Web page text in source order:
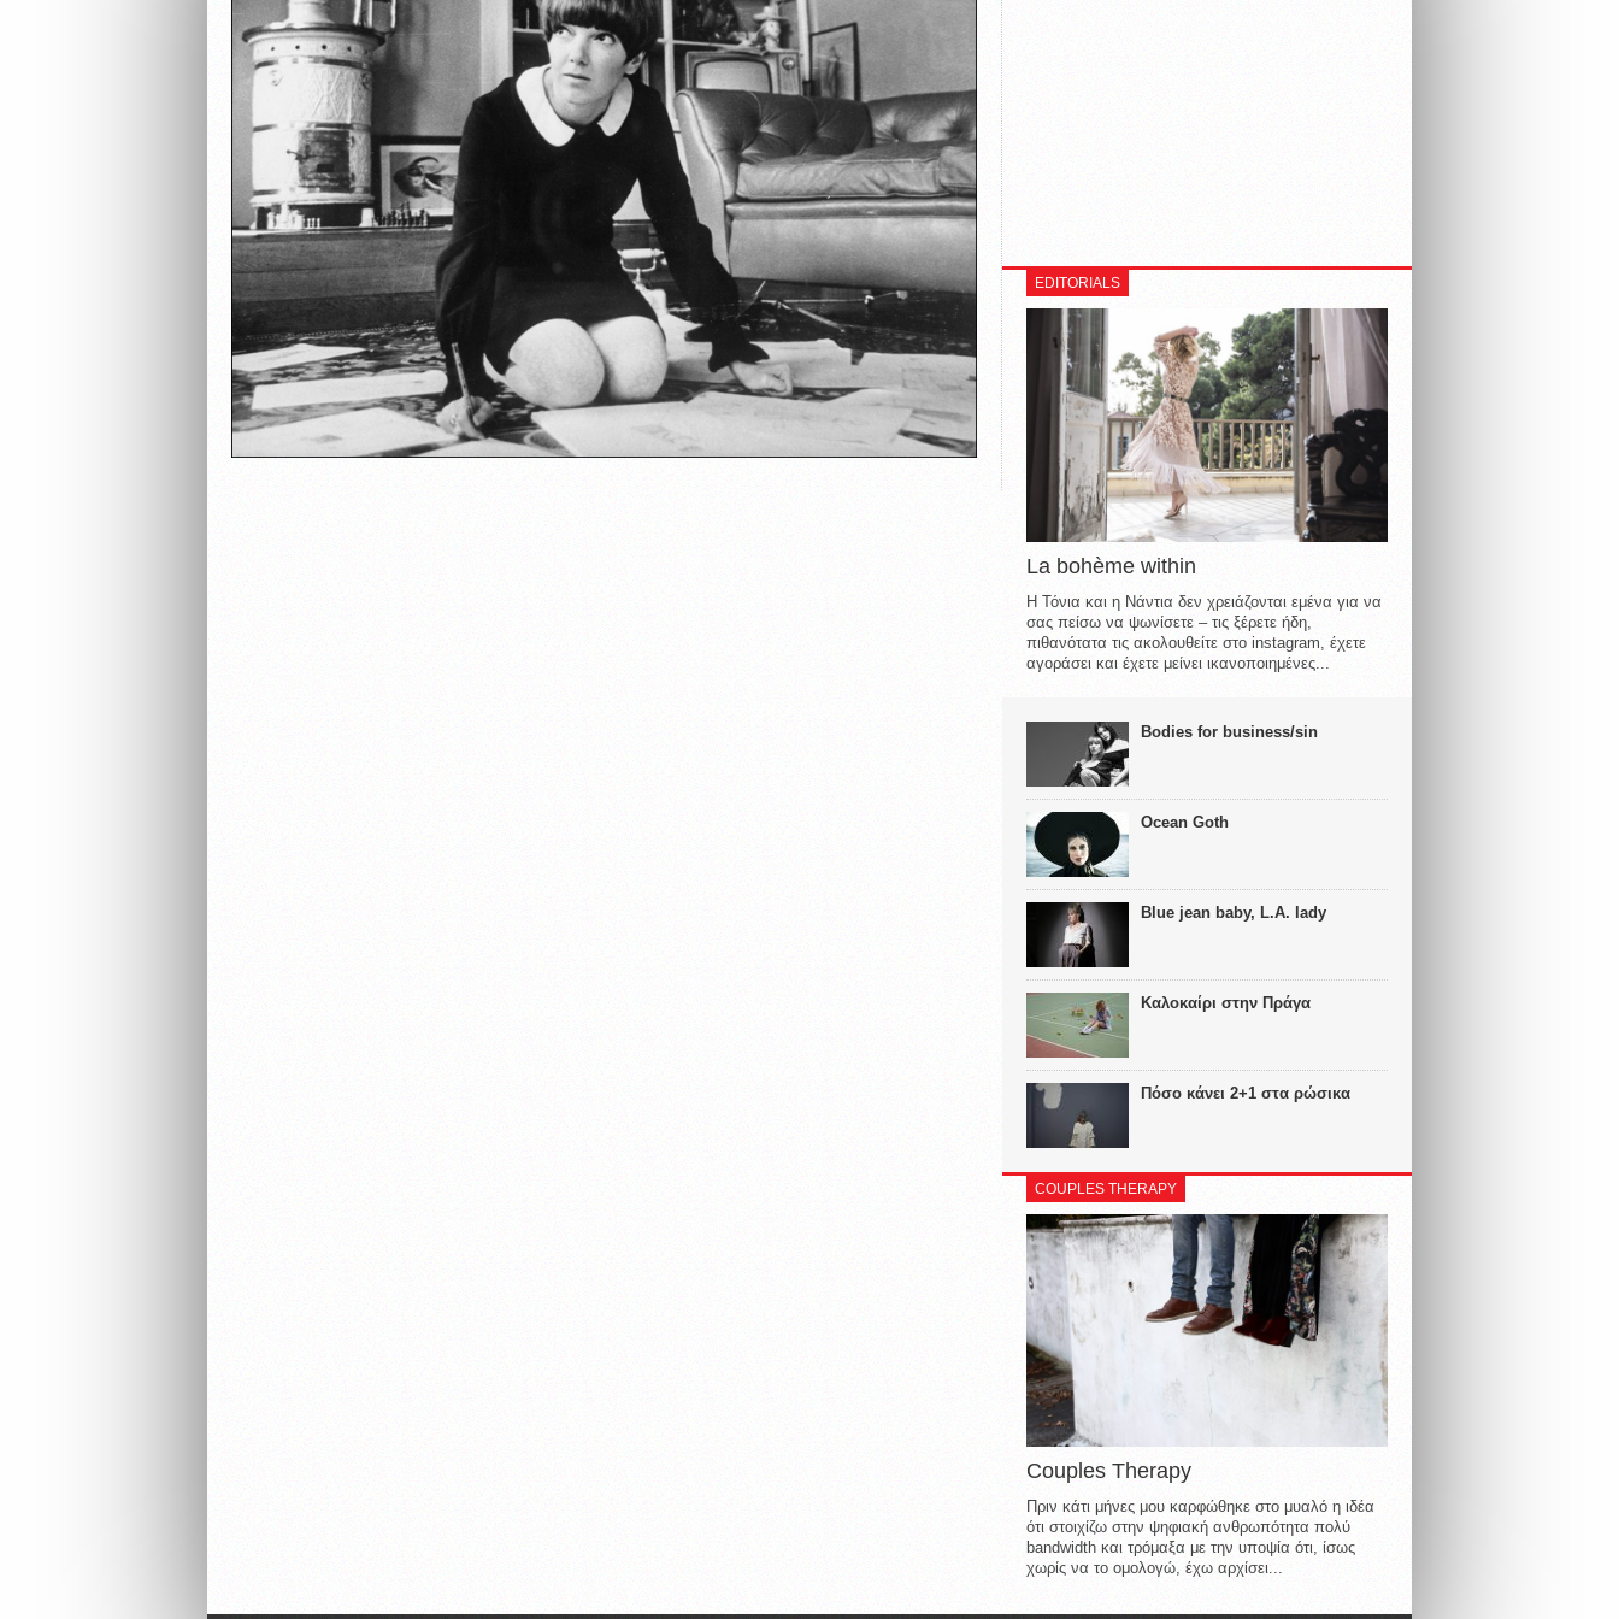
EDITORIALS
La bohème within
Η Τόνια και η Νάντια δεν χρειάζονται εμένα για να
σας πείσω να ψωνίσετε – τις ξέρετε ήδη,
πιθανότατα τις ακολουθείτε στο instagram, έχετε
αγοράσει και έχετε μείνει ικανοποιημένες...
Bodies for business/sin
Ocean Goth
Blue jean baby, L.A. lady
Καλοκαίρι στην Πράγα
Πόσο κάνει 2+1 στα ρώσικα
COUPLES THERAPY
Couples Therapy
Πριν κάτι μήνες μου καρφώθηκε στο μυαλό η ιδέα
ότι στοιχίζω στην ψηφιακή ανθρωπότητα πολύ
bandwidth και τρόμαξα με την υποψία ότι, ίσως
χωρίς να το ομολογώ, έχω αρχίσει...